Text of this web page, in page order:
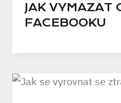
JAK VYMAZAT
FACEBOOKU